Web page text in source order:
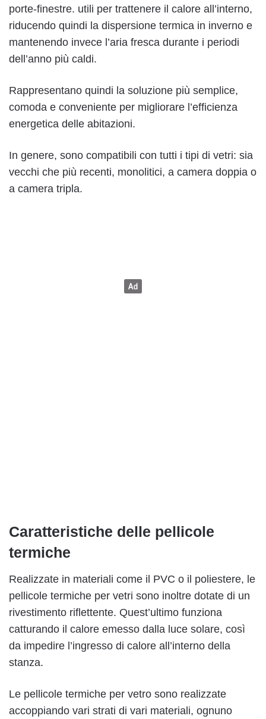
porte-finestre. utili per trattenere il calore all’interno,
riducendo quindi la dispersione termica in inverno e
mantenendo invece l’aria fresca durante i periodi
dell’anno più caldi.
Rappresentano quindi la soluzione più semplice,
comoda e conveniente per migliorare l’efficienza
energetica delle abitazioni.
In genere, sono compatibili con tutti i tipi di vetri: sia
vecchi che più recenti, monolitici, a camera doppia o
a camera tripla.
Caratteristiche delle pellicole
termiche
Realizzate in materiali come il PVC o il poliestere, le
pellicole termiche per vetri sono inoltre dotate di un
rivestimento riflettente. Quest’ultimo funziona
catturando il calore emesso dalla luce solare, così
da impedire l’ingresso di calore all’interno della
stanza.
Le pellicole termiche per vetro sono realizzate
accoppiando vari strati di vari materiali, ognuno